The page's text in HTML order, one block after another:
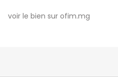
voir le bien sur ofim.mg